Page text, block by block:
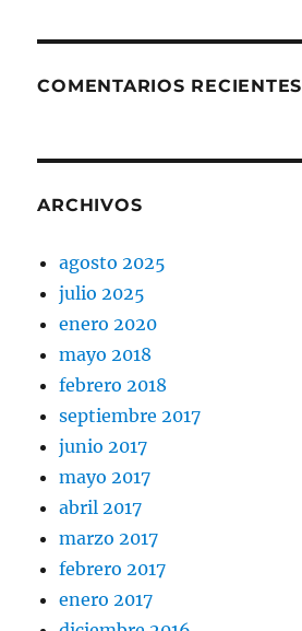
COMENTARIOS RECIENTES
ARCHIVOS
agosto 2025
julio 2025
enero 2020
mayo 2018
febrero 2018
septiembre 2017
junio 2017
mayo 2017
abril 2017
marzo 2017
febrero 2017
enero 2017